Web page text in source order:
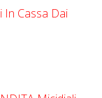
In Cassa Dai